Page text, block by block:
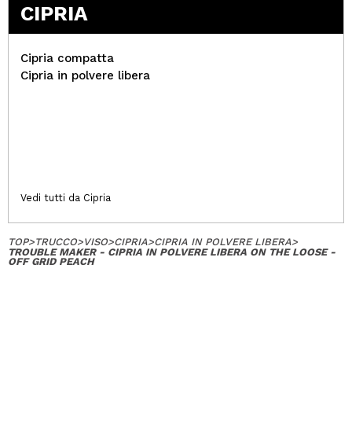
CIPRIA
Cipria compatta
Cipria in polvere libera
Vedi tutti da Cipria
TOP>TRUCCO>VISO>CIPRIA>CIPRIA IN POLVERE LIBERA>
TROUBLE MAKER - CIPRIA IN POLVERE LIBERA ON THE LOOSE -
OFF GRID PEACH